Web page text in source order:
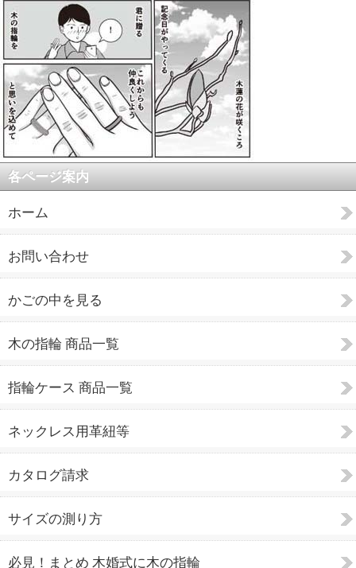
各ページ案内
ホーム
お問い合わせ
かごの中を見る
木の指輪 商品一覧
指輪ケース 商品一覧
ネックレス用革紐等
カタログ請求
サイズの測り方
必見！まとめ 木婚式に木の指輪